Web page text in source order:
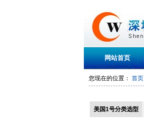
网站首页
您现在的位置： 首页
美国1号分类选型